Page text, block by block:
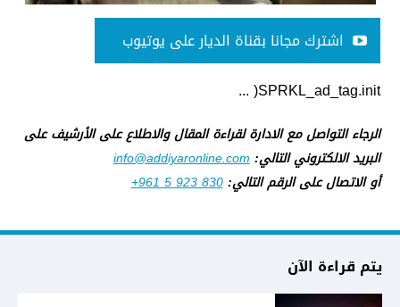
اشترك مجانا بقناة الديار على يوتيوب
SPRKL_ad_tag.init( ...
الرجاء التواصل مع الادارة لقراءة المقال والاطلاع على الأرشيف على
البريد الالكتروني التالي:info@addiyaronline.com
أو الاتصال على الرقم التالي:+961 5 923 830
يتم قراءة الآن